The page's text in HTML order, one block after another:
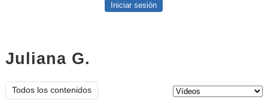
Iniciar sesión
Juliana G.
Todos los contenidos